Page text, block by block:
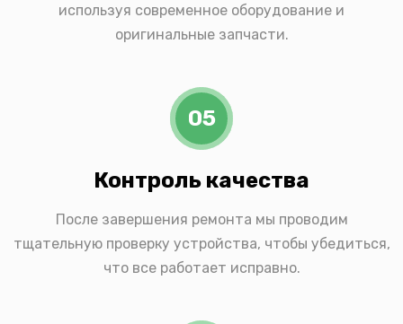
используя современное оборудование и
оригинальные запчасти.
05
Контроль качества
После завершения ремонта мы проводим
тщательную проверку устройства, чтобы убедиться,
что все работает исправно.